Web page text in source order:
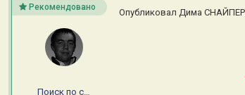
Рекомендовано
Поиск по сайту
Опубликовал Дима СНАЙПЕР